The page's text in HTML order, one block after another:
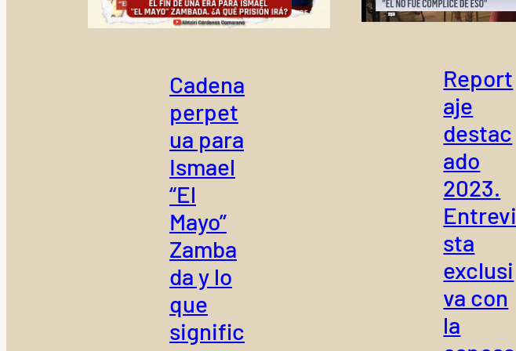
Cadena
perpet
ua para
Ismael
“El
Mayo”
Zamba
da y lo
que
signific
Report
aje
destac
ado
2023.
Entrevi
sta
exclusi
va con
la